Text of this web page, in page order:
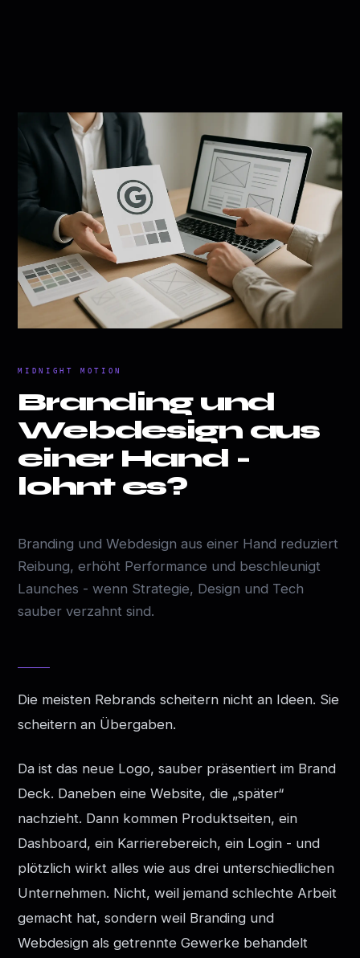
MIDNIGHT MOTION
Branding und
Webdesign aus
einer Hand -
lohnt es?
Branding und Webdesign aus einer Hand reduziert
Reibung, erhöht Performance und beschleunigt
Launches - wenn Strategie, Design und Tech
sauber verzahnt sind.
Die meisten Rebrands scheitern nicht an Ideen. Sie
scheitern an Übergaben.
Da ist das neue Logo, sauber präsentiert im Brand
Deck. Daneben eine Website, die „später“
nachzieht. Dann kommen Produktseiten, ein
Dashboard, ein Karrierebereich, ein Login - und
plötzlich wirkt alles wie aus drei unterschiedlichen
Unternehmen. Nicht, weil jemand schlechte Arbeit
gemacht hat, sondern weil Branding und
Webdesign als getrennte Gewerke behandelt